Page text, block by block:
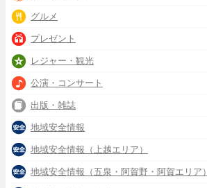
グルメ
プレゼント
レジャー・観光
公演・コンサート
出版・雑誌
地域安全情報
地域安全情報（上越エリア）
地域安全情報（五泉・阿賀野・阿賀エリア）